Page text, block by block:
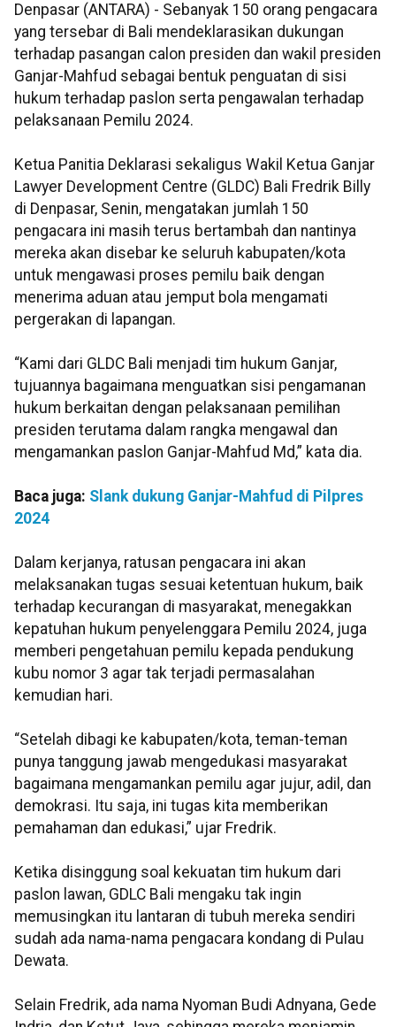
Denpasar (ANTARA) - Sebanyak 150 orang pengacara
yang tersebar di Bali mendeklarasikan dukungan
terhadap pasangan calon presiden dan wakil presiden
Ganjar-Mahfud sebagai bentuk penguatan di sisi
hukum terhadap paslon serta pengawalan terhadap
pelaksanaan Pemilu 2024.
Ketua Panitia Deklarasi sekaligus Wakil Ketua Ganjar
Lawyer Development Centre (GLDC) Bali Fredrik Billy
di Denpasar, Senin, mengatakan jumlah 150
pengacara ini masih terus bertambah dan nantinya
mereka akan disebar ke seluruh kabupaten/kota
untuk mengawasi proses pemilu baik dengan
menerima aduan atau jemput bola mengamati
pergerakan di lapangan.
“Kami dari GLDC Bali menjadi tim hukum Ganjar,
tujuannya bagaimana menguatkan sisi pengamanan
hukum berkaitan dengan pelaksanaan pemilihan
presiden terutama dalam rangka mengawal dan
mengamankan paslon Ganjar-Mahfud Md,” kata dia.
Baca juga: Slank dukung Ganjar-Mahfud di Pilpres
2024
Dalam kerjanya, ratusan pengacara ini akan
melaksanakan tugas sesuai ketentuan hukum, baik
terhadap kecurangan di masyarakat, menegakkan
kepatuhan hukum penyelenggara Pemilu 2024, juga
memberi pengetahuan pemilu kepada pendukung
kubu nomor 3 agar tak terjadi permasalahan
kemudian hari.
“Setelah dibagi ke kabupaten/kota, teman-teman
punya tanggung jawab mengedukasi masyarakat
bagaimana mengamankan pemilu agar jujur, adil, dan
demokrasi. Itu saja, ini tugas kita memberikan
pemahaman dan edukasi,” ujar Fredrik.
Ketika disinggung soal kekuatan tim hukum dari
paslon lawan, GDLC Bali mengaku tak ingin
memusingkan itu lantaran di tubuh mereka sendiri
sudah ada nama-nama pengacara kondang di Pulau
Dewata.
Selain Fredrik, ada nama Nyoman Budi Adnyana, Gede